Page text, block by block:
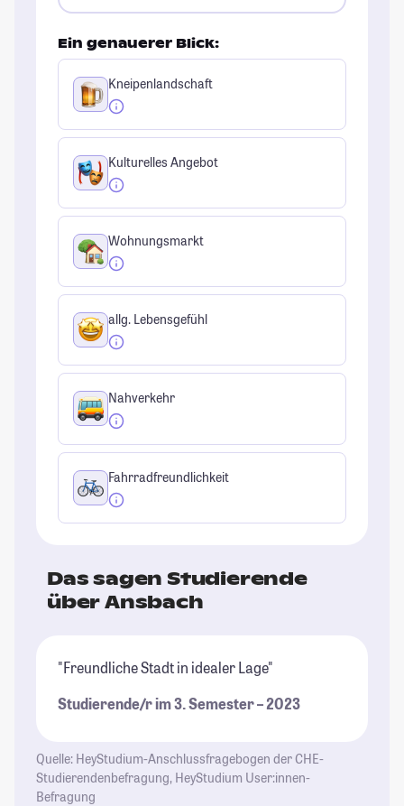
Ein genauerer Blick:
Kneipenlandschaft
Kulturelles Angebot
Wohnungsmarkt
allg. Lebensgefühl
Nahverkehr
Fahrradfreundlichkeit
Das sagen Studierende
über Ansbach
"Freundliche Stadt in idealer Lage"
Studierende/r im 3. Semester – 2023
Quelle: HeyStudium-Anschlussfragebogen der CHE-
Studierendenbefragung, HeyStudium User:innen-
Befragung